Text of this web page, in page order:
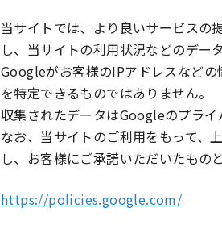
当サイトでは、より良いサービスの
し、当サイトの利用状況などのデー
Googleがお客様のIPアドレスなど
を特定できるものではありません。
収集されたデータはGoogleのプライ
なお、当サイトのご利用をもって、
し、お客様にご承諾いただいたもの
https://policies.google.com/